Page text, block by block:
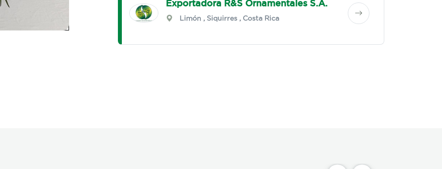
Exportadora R&S Ornamentales S.A.
Limón , Siquirres, Costa Rica